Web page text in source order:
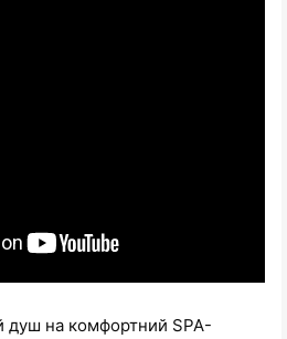
душ на комфортний SPA-